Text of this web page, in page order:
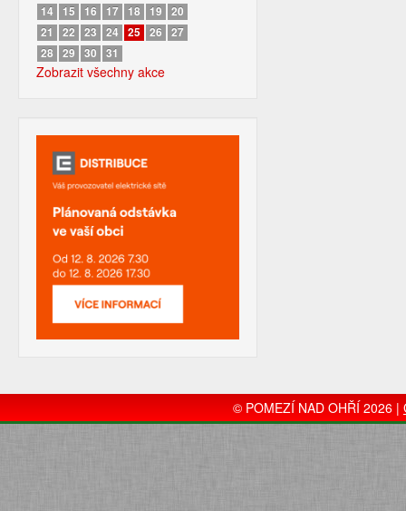
14
15 16 17 18 19
20
21
22 23 24 25 26
27
28
29 30 31
Zobrazit všechny akce
© POMEZÍ NAD OHŘÍ 2026 |